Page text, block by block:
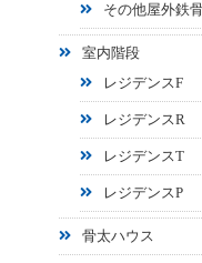
その他屋外鉄
室内階段
レジデンスF
レジデンスR
レジデンスT
レジデンスP
骨太ハウス